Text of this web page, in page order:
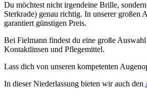
Du möchtest nicht irgendeine Brille,
Sterkrade) genau richtig. In unserer
garantiert günstigen Preis.
Bei Fielmann findest du eine große
Kontaktlinsen und Pflegemittel.
Lass dich von unseren kompetenten
In dieser Niederlassung bieten wir auch den